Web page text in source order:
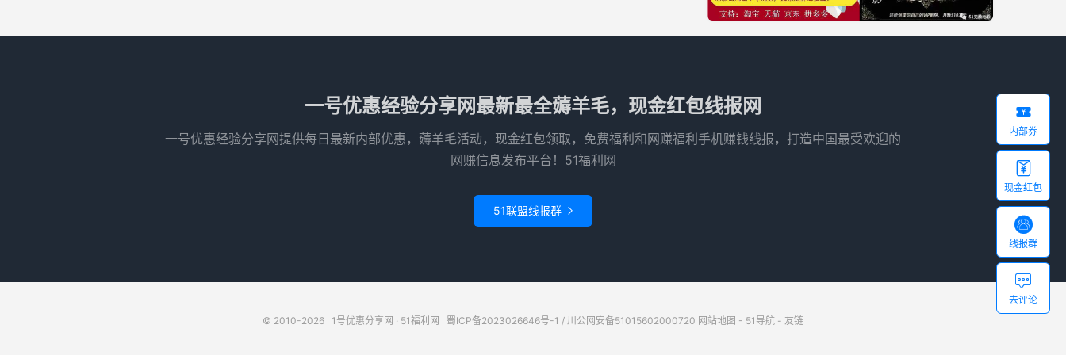
一号优惠经验分享网最新最全薅羊毛，现金红包线报网
一号优惠经验分享网提供每日最新内部优惠，薅羊毛活动，现金红包领取，免费福利和网赚福利手机赚钱线报，打造中国最受欢迎的
网赚信息发布平台！51福利网
51联盟线报群 
© 2010-2026 1号优惠分享网 · 51福利网 蜀ICP备2023026646号-1 / 川公网安备51015602000720 网站地图 - 51导航 - 友链

内部券

现金红包

线报群

去评论